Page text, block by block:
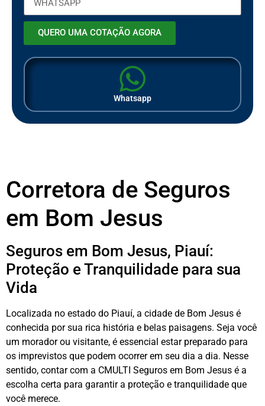
QUERO UMA COTAÇÃO AGORA
Whatsapp
Corretora de Seguros
em Bom Jesus
Seguros em Bom Jesus, Piauí:
Proteção e Tranquilidade para sua
Vida
Localizada no estado do Piauí, a cidade de Bom Jesus é
conhecida por sua rica história e belas paisagens. Seja você
um morador ou visitante, é essencial estar preparado para
os imprevistos que podem ocorrer em seu dia a dia. Nesse
sentido, contar com a CMULTI Seguros em Bom Jesus é a
escolha certa para garantir a proteção e tranquilidade que
você merece.